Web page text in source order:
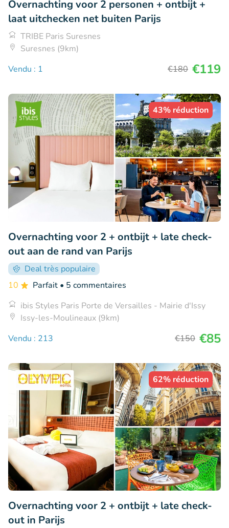
Overnachting voor 2 personen + ontbijt +
laat uitchecken net buiten Parijs
TRIBE Paris Suresnes
Suresnes (9km)
Vendu : 1
€180 €119
43% réduction
Overnachting voor 2 + ontbijt + late check-
out aan de rand van Parijs
Deal très populaire
10
Parfait • 5 commentaires
ibis Styles Paris Porte de Versailles - Mairie d'Issy
Issy-les-Moulineaux (9km)
Vendu : 213
€150 €85
62% réduction
Overnachting voor 2 + ontbijt + late check-
out in Parijs